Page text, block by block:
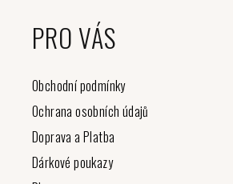
PRO VÁS
Obchodní podmínky
Ochrana osobních údajů
Doprava a Platba
Dárkové poukazy